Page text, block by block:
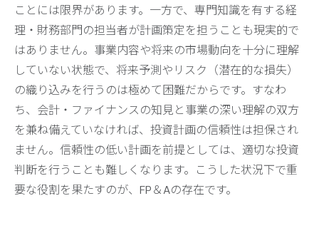
ことには限界があります。一方で、専門知識を有する経
理・財務部門の担当者が計画策定を担うことも現実的で
はありません。事業内容や将来の市場動向を十分に理解
していない状態で、将来予測やリスク（潜在的な損失）
の織り込みを行うのは極めて困難だからです。すなわ
ち、会計・ファイナンスの知見と事業の深い理解の双方
を兼ね備えていなければ、投資計画の信頼性は担保され
ません。信頼性の低い計画を前提としては、適切な投資
判断を行うことも難しくなります。こうした状況下で重
要な役割を果たすのが、FP＆Aの存在です。